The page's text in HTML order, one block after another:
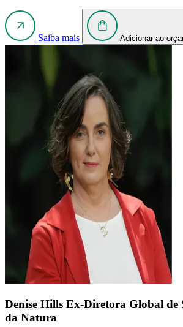
Saiba mais Adicionar ao
Denise Hills Ex-Diretora Global de
da Natura